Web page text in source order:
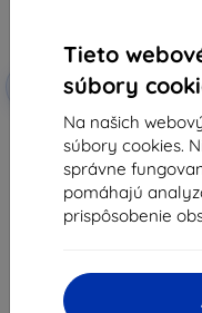
Tieto
súbory
Na našich
súbory cookies.
správne
pomáhajú
prispôsobenie
Zľava s
kupónom
3MK FlexibleGlass iPod
7gen hybridné sklo
(5903108229531)
8,91 €
7,22 €